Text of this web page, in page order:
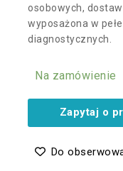
osobowych,
wyposażona w
diagnostycznych.
Na zamówienie
Zapytaj o
Do